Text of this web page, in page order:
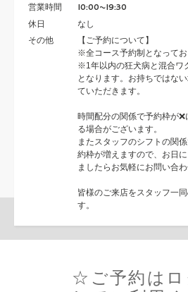
営業時間 10:00~19:30
休日
なし
その他
【ご予約について】
※全コース予約制となってお
※1年以内の狂犬病と混合ワ
となります。お持ちではな
ていただきます。
時間配分の関係で予約枠が
る場合がございます。
またスタッフのシフトの関
約枠が増えますので、お日
ましたらお気軽にお問い合わ
皆様のご来店をスタッフ一
す。
☆ご予約はロ